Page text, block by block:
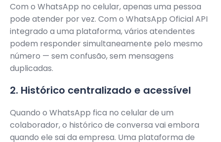
Com o WhatsApp no celular, apenas uma pessoa
pode atender por vez. Com o WhatsApp Oficial API
integrado a uma plataforma, vários atendentes
podem responder simultaneamente pelo mesmo
número — sem confusão, sem mensagens
duplicadas.
2. Histórico centralizado e acessível
Quando o WhatsApp fica no celular de um
colaborador, o histórico de conversa vai embora
quando ele sai da empresa. Uma plataforma de